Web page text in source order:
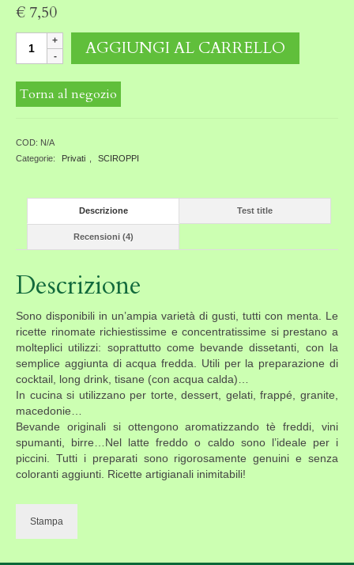
€ 7,50
Sciroppo
classico
AGGIUNGI AL CARRELLO
Torna al negozio
COD: N/A
Categorie:
Privati SCIROPPI
Descrizione Test title
Recensioni (4)
Descrizione
Sono disponibili in un’ampia varietà di gusti, tutti con menta. Le
ricette rinomate richiestissime e concentratissime si prestano a
molteplici utilizzi: soprattutto come bevande dissetanti, con la
semplice aggiunta di acqua fredda. Utili per la preparazione di
cocktail, long drink, tisane (con acqua calda)…
In cucina si utilizzano per torte, dessert, gelati, frappé, granite,
macedonie…
Bevande originali si ottengono aromatizzando tè freddi, vini
spumanti, birre…Nel latte freddo o caldo sono l’ideale per i
piccini. Tutti i preparati sono rigorosamente genuini e senza
coloranti aggiunti. Ricette artigianali inimitabili!
Stampa